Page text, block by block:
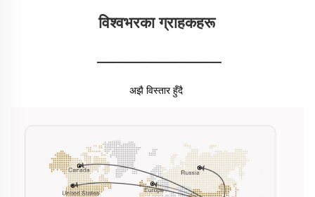
विश्वभरका ग्राहकहरू
________________
अझै विस्तार हुँदै